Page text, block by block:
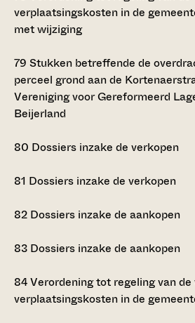
verplaatsingskosten in de
met wijziging
79 Stukken betreffende de
perceel grond aan de
Vereniging voor Gereformeerd
Beijerland
80 Dossiers inzake de verkopen
81 Dossiers inzake de verkopen
82 Dossiers inzake de aankopen
83 Dossiers inzake de aankopen
84Verordening tot regeling van de
verplaatsingskosten in de